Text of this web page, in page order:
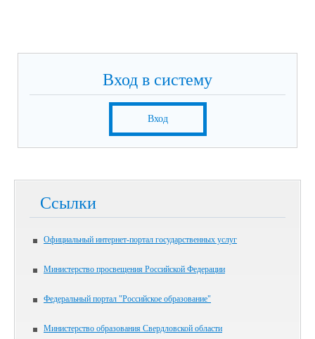
Вход в систему
Вход
Ссылки
Официальный интернет-портал государственных услуг
Министерство просвещения Российской Федерации
Федеральный портал "Российское образование"
Министерство образования Свердловской области